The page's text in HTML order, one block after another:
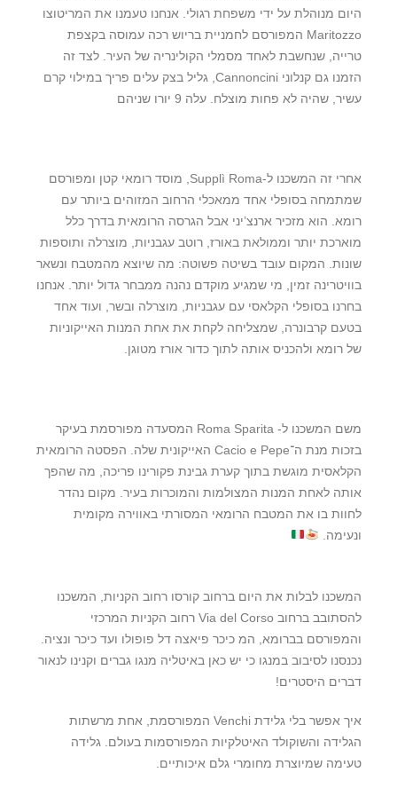
היום מנוהלת על ידי משפחת רגולי. אנחנו טעמנו את המריטוצו
Maritozzo המפורסם לחמניית בריוש רכה עמוסה בקצפת
טרייה, שנחשבת לאחד מסמלי הקולינריה של העיר. לצד זה
הזמנו גם קנלוני Cannoncini, גליל בצק עלים פריך במילוי קרם
עשיר, שהיה לא פחות מוצלח. עלה 9 יורו שניהם
אחרי זה המשכנו ל-Supplì Roma, מוסד רומאי קטן ומפורסם
שמתמחה בסופלי אחד ממאכלי הרחוב המזוהים ביותר עם
רומא. הוא מזכיר ארנצ’יני אבל הגרסה הרומאית בדרך כלל
מוארכת יותר וממולאת באורז, רוטב עגבניות, מוצרלה ותוספות
שונות. המקום עובד בשיטה פשוטה: מה שיוצא מהמטבח ונשאר
בוויטרינה זמין, מי שמגיע מוקדם נהנה ממבחר גדול יותר. אנחנו
בחרנו בסופלי הקלאסי עם עגבניות, מוצרלה ובשר, ועוד אחד
בטעם קרבונרה, שמצליחה לקחת את אחת המנות האייקוניות
של רומא ולהכניס אותה לתוך כדור אורז מטוגן.
משם המשכנו ל- Roma Sparita המסעדה מפורסמת בעיקר
בזכות מנת ה־Cacio e Pepe האייקונית שלה. הפסטה הרומאית
הקלאסית מוגשת בתוך קערת גבינת פקורינו פריכה, מה שהפך
אותה לאחת המנות המצולמות והמוכרות בעיר. מקום נהדר
לחוות בו את המטבח הרומאי המסורתי באווירה מקומית
ונעימה.
המשכנו לבלות את היום ברחוב קורסו רחוב הקניות, המשכנו
להסתובב ברחוב Via del Corso רחוב הקניות המרכזי
והמפורסם בברומא, המ כיכר פיאצה דל פופולו ועד כיכר ונציה.
נכנסנו לסיבוב במנגו כי יש כאן באיטליה מנגו גברים וקנינו לנאור
דברים היסטרים!
איך אפשר בלי גלידת Venchi המפורסמת, אחת מרשתות
הגלידה והשוקולד האיטלקיות המפורסמות בעולם. גלידה
טעימה שמיוצרת מחומרי גלם איכותיים.